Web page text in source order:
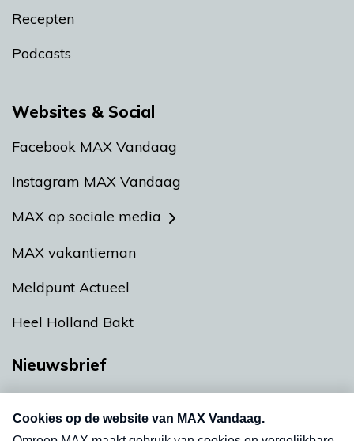
Recepten
Podcasts
Websites & Social
Facebook MAX Vandaag
Instagram MAX Vandaag
MAX op sociale media
MAX vakantieman
Meldpunt Actueel
Heel Holland Bakt
Nieuwsbrief
nieuwsbrief. Elke vrijdag- en dinsdagochtend in
uw mailbox.